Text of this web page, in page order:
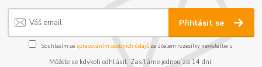
Přihlásit se
Souhlasím se zpracováním osobních údajůza účelem rozesílky newsletteru.
Můžete se kdykoli odhlásit. Zasíláme jednou za 14 dní.